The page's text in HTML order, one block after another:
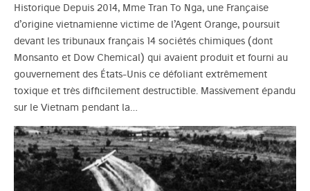
Historique Depuis 2014, Mme Tran To Nga, une Française
d’origine vietnamienne victime de l’Agent Orange, poursuit
devant les tribunaux français 14 sociétés chimiques (dont
Monsanto et Dow Chemical) qui avaient produit et fourni au
gouvernement des États-Unis ce défoliant extrêmement
toxique et très difficilement destructible. Massivement épandu
sur le Vietnam pendant la…